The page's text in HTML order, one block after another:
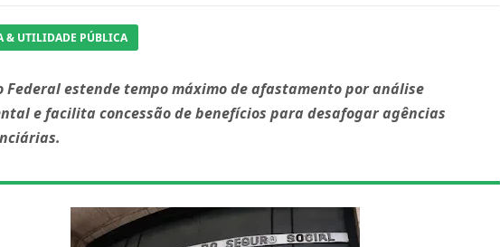
& UTILIDADE PÚBLICA
Federal estende tempo máximo de afastamento por análise
e facilita concessão de benefícios para desafogar agências